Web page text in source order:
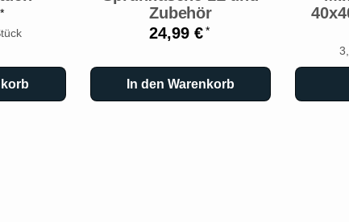
*
Zubehör
24,99 €*
In den Warenkorb